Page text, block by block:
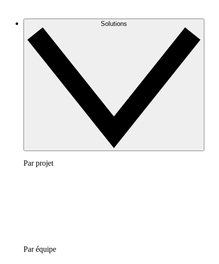
Solutions
Par projet
Par équipe